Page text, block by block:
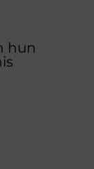
hun